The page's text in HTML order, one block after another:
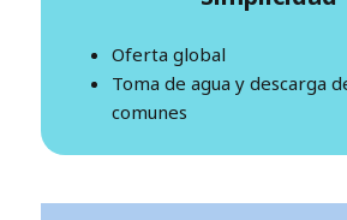
Oferta global
Toma de agua y descarga
comunes